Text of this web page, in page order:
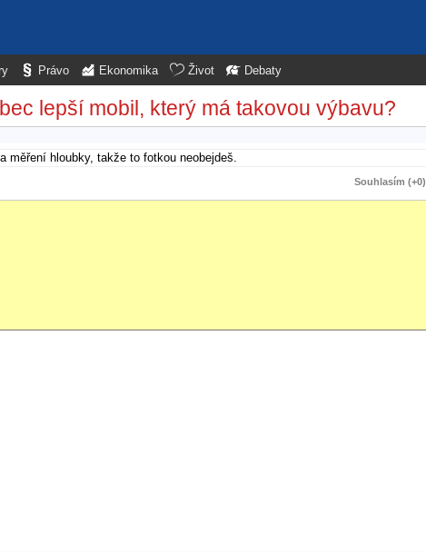
Právo Ekonomika Život Debaty
lepší mobil, který má takovou výbavu?
měření hloubky, takže to fotkou neobejdeš.
Souhlasím (+0)